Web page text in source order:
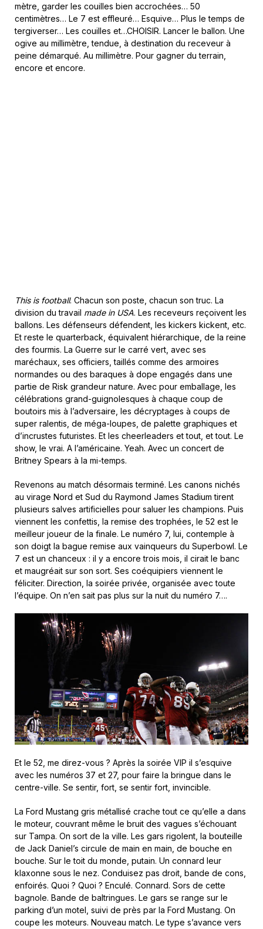
mètre, garder les couilles bien accrochées… 50
centimètres… Le 7 est effleuré… Esquive… Plus le temps de
tergiverser… Les couilles et…CHOISIR. Lancer le ballon. Une
ogive au millimètre, tendue, à destination du receveur à
peine démarqué. Au millimètre. Pour gagner du terrain,
encore et encore.
This is football. Chacun son poste, chacun son truc. La
division du travail made in USA. Les receveurs reçoivent les
ballons. Les défenseurs défendent, les kickers kickent, etc.
Et reste le quarterback, équivalent hiérarchique, de la reine
des fourmis. La Guerre sur le carré vert, avec ses
maréchaux, ses officiers, taillés comme des armoires
normandes ou des baraques à dope engagés dans une
partie de Risk grandeur nature. Avec pour emballage, les
célébrations grand-guignolesques à chaque coup de
boutoirs mis à l’adversaire, les décryptages à coups de
super ralentis, de méga-loupes, de palette graphiques et
d’incrustes futuristes. Et les cheerleaders et tout, et tout. Le
show, le vrai. A l’américaine. Yeah. Avec un concert de
Britney Spears à la mi-temps.
Revenons au match désormais terminé. Les canons nichés
au virage Nord et Sud du Raymond James Stadium tirent
plusieurs salves artificielles pour saluer les champions. Puis
viennent les confettis, la remise des trophées, le 52 est le
meilleur joueur de la finale. Le numéro 7, lui, contemple à
son doigt la bague remise aux vainqueurs du Superbowl. Le
7 est un chanceux : il y a encore trois mois, il cirait le banc
et maugréait sur son sort. Ses coéquipiers viennent le
féliciter. Direction, la soirée privée, organisée avec toute
l’équipe. On n’en sait pas plus sur la nuit du numéro 7….
Et le 52, me direz-vous ? Après la soirée VIP il s’esquive
avec les numéros 37 et 27, pour faire la bringue dans le
centre-ville. Se sentir, fort, se sentir fort, invincible.
La Ford Mustang gris métallisé crache tout ce qu’elle a dans
le moteur, couvrant même le bruit des vagues s’échouant
sur Tampa. On sort de la ville. Les gars rigolent, la bouteille
de Jack Daniel’s circule de main en main, de bouche en
bouche. Sur le toit du monde, putain. Un connard leur
klaxonne sous le nez. Conduisez pas droit, bande de cons,
enfoirés. Quoi ? Quoi ? Enculé. Connard. Sors de cette
bagnole. Bande de baltringues. Le gars se range sur le
parking d’un motel, suivi de près par la Ford Mustang. On
coupe les moteurs. Nouveau match. Le type s’avance vers